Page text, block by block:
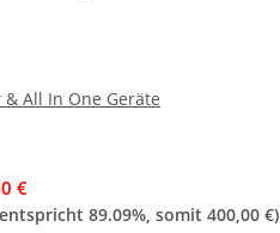
& All In One Geräte
€
89.09%, somit 400,00 €)